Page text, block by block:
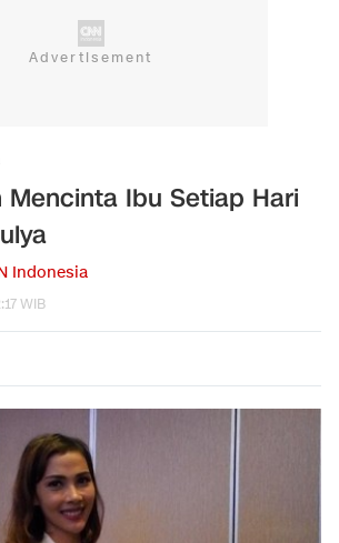
Mencinta Ibu Setiap Hari
Indonesia
WIB